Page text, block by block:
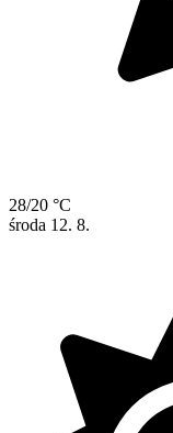
28/20 °C
środa 12. 8.